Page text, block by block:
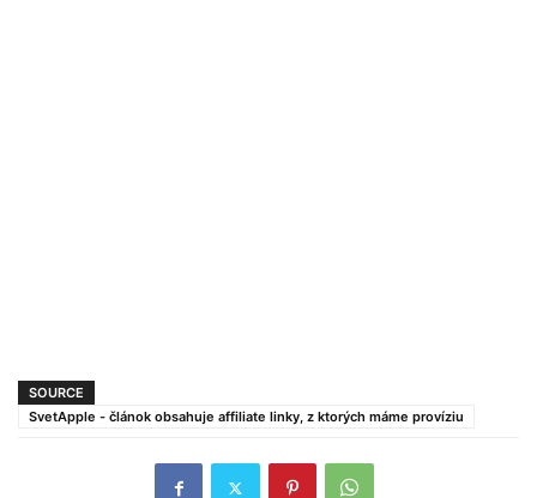
SOURCE
SvetApple - článok obsahuje affiliate linky, z ktorých máme províziu